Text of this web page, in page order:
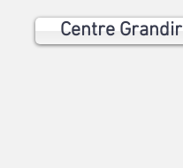
Centre Grandir